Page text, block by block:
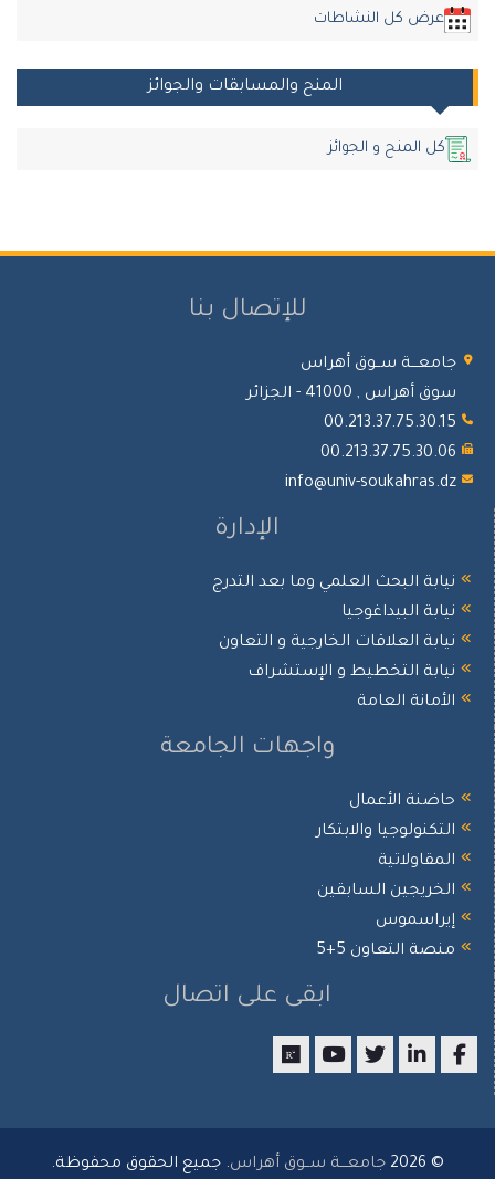
عرض كل النشاطات
المنح والمسابقات والجوائز
كل المنح و الجوائز
للإتصال بنا
جامعـــة ســوق أهراس
سوق أهراس , 41000 - الجزائر
00.213.37.75.30.15
00.213.37.75.30.06
info@univ-soukahras.dz
الإدارة
نيابة البحث العلمي وما بعد التدرج
نيابة البيداغوجيا
نيابة العلاقات الخارجية و التعاون
نيابة التخطيط و الإستشراف
الأمانة العامة
واجهات الجامعة
حاضنة الأعمال
التكنولوجيا والابتكار
المقاولاتية
الخريجين السابقين
إيراسموس
منصة التعاون 5+5
ابقى على اتصال
© 2026 جامعـــة ســوق أهراس. جميع الحقوق محفوظة.